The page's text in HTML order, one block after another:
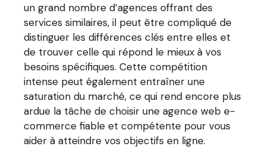
un grand nombre d’agences offrant des
services similaires, il peut être compliqué de
distinguer les différences clés entre elles et
de trouver celle qui répond le mieux à vos
besoins spécifiques. Cette compétition
intense peut également entraîner une
saturation du marché, ce qui rend encore plus
ardue la tâche de choisir une agence web e-
commerce fiable et compétente pour vous
aider à atteindre vos objectifs en ligne.